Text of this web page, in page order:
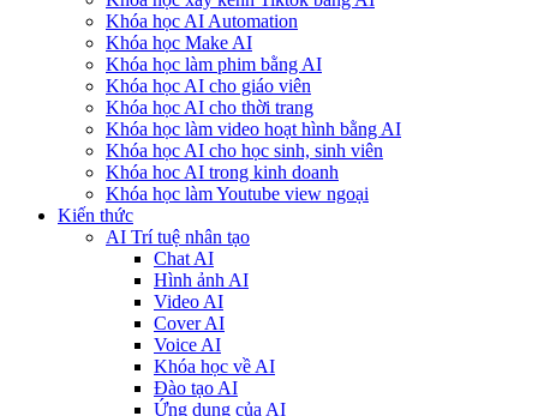
Khóa học AI Automation
Khóa học Make AI
Khóa học làm phim bằng AI
Khóa học AI cho giáo viên
Khóa học AI cho thời trang
Khóa học làm video hoạt hình bằng AI
Khóa học AI cho học sinh, sinh viên
Khóa hoc AI trong kinh doanh
Khóa học làm Youtube view ngoại
Kiến thức
AI Trí tuệ nhân tạo
Chat AI
Hình ảnh AI
Video AI
Cover AI
Voice AI
Khóa học về AI
Đào tạo AI
Ứng dụng của AI